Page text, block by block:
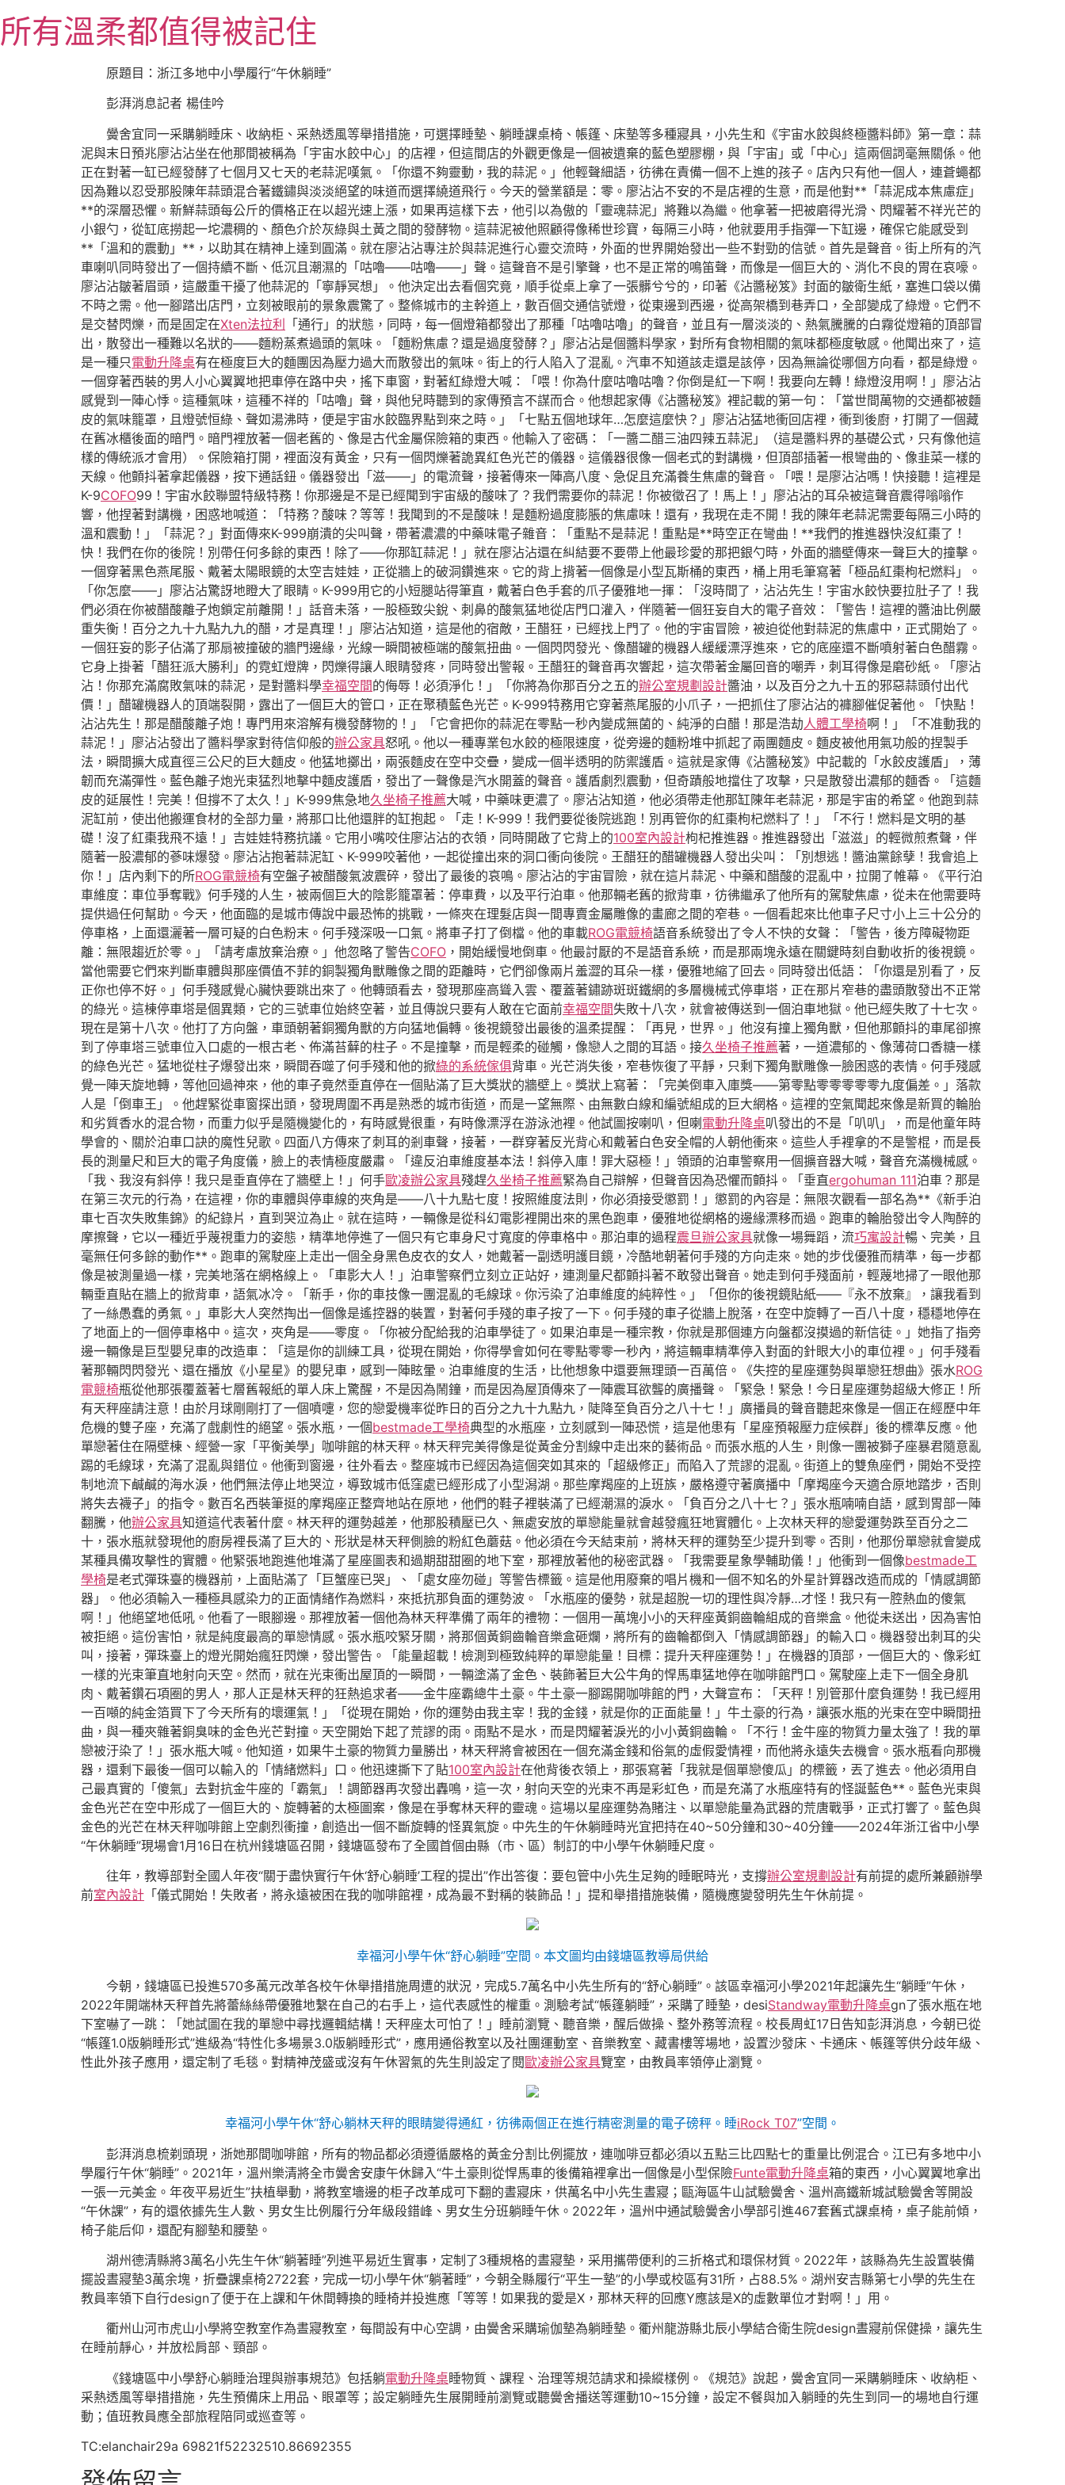
至
主所有溫柔都值得被記住
原題目：浙江多地中小學履行“午休躺睡”
彭湃消息記者 楊佳吟
黌舍宜同一采購躺睡床、收納柜、采熱透風等舉措措施，可選擇睡墊、躺睡課桌椅、帳篷、床墊等多種寢具，小先生和《宇宙水餃與終極醬料師》第一章：蒜
泥與末日預兆廖沾沾坐在他那間被稱為「宇宙水餃中心」的店裡，但這間店的外觀更像是一個被遺棄的藍色塑膠棚，與「宇宙」或「中心」這兩個詞毫無關係。他
正在對著一缸已經發酵了七個月又七天的老蒜泥嘆氣。「你還不夠靈動，我的蒜泥。」他輕聲細語，彷彿在責備一個不上進的孩子。店內只有他一個人，連蒼蠅都
因為難以忍受那股陳年蒜頭混合著鐵鏽與淡淡絕望的味道而選擇繞道飛行。今天的營業額是：零。廖沾沾不安的不是店裡的生意，而是他對**「蒜泥成本焦慮症」
**的深層恐懼。新鮮蒜頭每公斤的價格正在以超光速上漲，如果再這樣下去，他引以為傲的「靈魂蒜泥」將難以為繼。他拿著一把被磨得光滑、閃耀著不祥光芒的
小銀勺，從缸底撈起一坨濃稠的、顏色介於灰綠與土黃之間的發酵物。這蒜泥被他照顧得像稀世珍寶，每隔三小時，他就要用手指彈一下缸邊，確保它能感受到
**「溫和的震動」**，以助其在精神上達到圓滿。就在廖沾沾專注於與蒜泥進行心靈交流時，外面的世界開始發出一些不對勁的信號。首先是聲音。街上所有的汽
車喇叭同時發出了一個持續不斷、低沉且潮濕的「咕嚕——咕嚕——」聲。這聲音不是引擎聲，也不是正常的鳴笛聲，而像是一個巨大的、消化不良的胃在哀嚎。
廖沾沾皺著眉頭，這嚴重干擾了他蒜泥的「寧靜冥想」。他決定出去看個究竟，順手從桌上拿了一張髒兮兮的，印著《沾醬秘笈》封面的皺衛生紙，塞進口袋以備
不時之需。他一腳踏出店門，立刻被眼前的景象震驚了。整條城市的主幹道上，數百個交通信號燈，從東邊到西邊，從高架橋到巷弄口，全部變成了綠燈。它們不
是交替閃爍，而是固定在Xten法拉利 「通行」的狀態，同時，每一個燈箱都發出了那種「咕嚕咕嚕」的聲音，並且有一層淡淡的、熱氣騰騰的白霧從燈箱的頂部冒
出，散發出一種難以名狀的——麵粉蒸煮過頭的氣味。「麵粉焦慮？還是過度發酵？」廖沾沾是個醬料學家，對所有食物相關的氣味都極度敏感。他聞出來了，這
是一種只電動升降桌有在極度巨大的麵團因為壓力過大而散發出的氣味。街上的行人陷入了混亂。汽車不知道該走還是該停，因為無論從哪個方向看，都是綠燈。
一個穿著西裝的男人小心翼翼地把車停在路中央，搖下車窗，對著紅綠燈大喊：「喂！你為什麼咕嚕咕嚕？你倒是紅一下啊！我要向左轉！綠燈沒用啊！」廖沾沾
感覺到一陣心悸。這種氣味，這種不祥的「咕嚕」聲，與他兒時聽到的家傳預言不謀而合。他想起家傳《沾醬秘笈》裡記載的第一句：「當世間萬物的交通都被麵
皮的氣味籠罩，且燈號恒綠、聲如湯沸時，便是宇宙水餃臨界點到來之時。」「七點五個地球年…怎麼這麼快？」廖沾沾猛地衝回店裡，衝到後廚，打開了一個藏
在舊冰櫃後面的暗門。暗門裡放著一個老舊的、像是古代金屬保險箱的東西。他輸入了密碼：「一醬二醋三油四辣五蒜泥」（這是醬料界的基礎公式，只有像他這
樣的傳統派才會用）。保險箱打開，裡面沒有黃金，只有一個閃爍著詭異紅色光芒的儀器。這儀器很像一個老式的對講機，但頂部插著一根彎曲的、像韭菜一樣的
天線。他顫抖著拿起儀器，按下通話鈕。儀器發出「滋——」的電流聲，接著傳來一陣高八度、急促且充滿養生焦慮的聲音。「喂！是廖沾沾嗎！快接聽！這裡是
K-9COFO99！宇宙水餃聯盟特級特務！你那邊是不是已經聞到宇宙級的酸味了？我們需要你的蒜泥！你被徵召了！馬上！」廖沾沾的耳朵被這聲音震得嗡嗡作
響，他捏著對講機，困惑地喊道：「特務？酸味？等等！我聞到的不是酸味！是麵粉過度膨脹的焦慮味！還有，我現在走不開！我的陳年老蒜泥需要每隔三小時的
溫和震動！」「蒜泥？」對面傳來K-999崩潰的尖叫聲，帶著濃濃的中藥味電子雜音：「重點不是蒜泥！重點是**時空正在彎曲！**我們的推進器快沒紅棗了！
快！我們在你的後院！別帶任何多餘的東西！除了——你那缸蒜泥！」就在廖沾沾還在糾結要不要帶上他最珍愛的那把銀勺時，外面的牆壁傳來一聲巨大的撞擊。
一個穿著黑色燕尾服、戴著太陽眼鏡的太空吉娃娃，正從牆上的破洞鑽進來。它的背上揹著一個像是小型瓦斯桶的東西，桶上用毛筆寫著「極品紅棗枸杞燃料」。
「你怎麼——」廖沾沾驚訝地瞪大了眼睛。K-999用它的小短腿站得筆直，戴著白色手套的爪子優雅地一揮：「沒時間了，沾沾先生！宇宙水餃快要拉肚子了！我
們必須在你被醋酸離子炮鎖定前離開！」話音未落，一股極致尖銳、刺鼻的酸氣猛地從店門口灌入，伴隨著一個狂妄自大的電子音效：「警告！這裡的醬油比例嚴
重失衡！百分之九十九點九九的醋，才是真理！」廖沾沾知道，這是他的宿敵，王醋狂，已經找上門了。他的宇宙冒險，被迫從他對蒜泥的焦慮中，正式開始了。
一個狂妄的影子佔滿了那扇被撞破的牆門邊緣，光線一瞬間被極端的酸氣扭曲。一個閃閃發光、像醋罐的機器人緩緩漂浮進來，它的底座還不斷噴射著白色醋霧。
它身上掛著「醋狂派大勝利」的霓虹燈牌，閃爍得讓人眼睛發疼，同時發出警報。王醋狂的聲音再次響起，這次帶著金屬回音的嘲弄，刺耳得像是磨砂紙。「廖沾
沾！你那充滿腐敗氣味的蒜泥，是對醬料學幸福空間的侮辱！必須淨化！」「你將為你那百分之五的辦公室規劃設計醬油，以及百分之九十五的邪惡蒜頭付出代
價！」醋罐機器人的頂端裂開，露出了一個巨大的管口，正在聚積藍色光芒。K-999特務用它穿著燕尾服的小爪子，一把抓住了廖沾沾的褲腳催促著他。「快點！
沾沾先生！那是醋酸離子炮！專門用來溶解有機發酵物的！」「它會把你的蒜泥在零點一秒內變成無菌的、純淨的白醋！那是浩劫人體工學椅啊！」「不准動我的
蒜泥！」廖沾沾發出了醬料學家對待信仰般的辦公家具怒吼。他以一種專業包水餃的極限速度，從旁邊的麵粉堆中抓起了兩團麵皮。麵皮被他用氣功般的捏製手
法，瞬間擴大成直徑三公尺的巨大麵皮。他猛地擲出，兩張麵皮在空中交疊，變成一個半透明的防禦護盾。這就是家傳《沾醬秘笈》中記載的「水餃皮護盾」，薄
韌而充滿彈性。藍色離子炮光束猛烈地擊中麵皮護盾，發出了一聲像是汽水開蓋的聲音。護盾劇烈震動，但奇蹟般地擋住了攻擊，只是散發出濃郁的麵香。「這麵
皮的延展性！完美！但撐不了太久！」K-999焦急地久坐椅子推薦大喊，中藥味更濃了。廖沾沾知道，他必須帶走他那缸陳年老蒜泥，那是宇宙的希望。他跑到蒜
泥缸前，使出他搬運食材的全部力量，將那口比他還胖的缸抱起。「走！K-999！我們要從後院逃跑！別再管你的紅棗枸杞燃料了！」「不行！燃料是文明的基
礎！沒了紅棗我飛不遠！」吉娃娃特務抗議。它用小嘴咬住廖沾沾的衣領，同時開啟了它背上的100室內設計枸杞推進器。推進器發出「滋滋」的輕微煎煮聲，伴
隨著一股濃郁的蔘味爆發。廖沾沾抱著蒜泥缸、K-999咬著他，一起從撞出來的洞口衝向後院。王醋狂的醋罐機器人發出尖叫：「別想逃！醬油黨餘孽！我會追上
你！」店內剩下的所ROG電競椅有空盤子被醋酸氣波震碎，發出了最後的哀鳴。廖沾沾的宇宙冒險，就在這片蒜泥、中藥和醋酸的混亂中，拉開了帷幕。《平行泊
車維度：車位爭奪戰》何手殘的人生，被兩個巨大的陰影籠罩著：停車費，以及平行泊車。他那輛老舊的掀背車，彷彿繼承了他所有的駕駛焦慮，從未在他需要時
提供過任何幫助。今天，他面臨的是城市傳說中最恐怖的挑戰，一條夾在理髮店與一間專賣金屬雕像的畫廊之間的窄巷。一個看起來比他車子尺寸小上三十公分的
停車格，上面還灑著一層可疑的白色粉末。何手殘深吸一口氣。將車子打了倒檔。他的車載ROG電競椅語音系統發出了令人不快的女聲：「警告，後方障礙物距
離：無限趨近於零。」「請考慮放棄治療。」他忽略了警告COFO ，開始緩慢地倒車。他最討厭的不是語音系統，而是那兩塊永遠在關鍵時刻自動收折的後視鏡。
當他需要它們來判斷車體與那座價值不菲的銅製獨角獸雕像之間的距離時，它們卻像兩片羞澀的耳朵一樣，優雅地縮了回去。同時發出低語：「你還是別看了，反
正你也停不好。」何手殘感覺心臟快要跳出來了。他轉頭看去，發現那座高聳入雲、覆蓋著鏽跡斑斑鐵網的多層機械式停車塔，正在那片窄巷的盡頭散發出不正常
的綠光。這棟停車塔是個異類，它的三號車位始終空著，並且傳說只要有人敢在它面前幸福空間失敗十八次，就會被傳送到一個泊車地獄。他已經失敗了十七次。
現在是第十八次。他打了方向盤，車頭朝著銅獨角獸的方向猛地偏轉。後視鏡發出最後的溫柔提醒：「再見，世界。」他沒有撞上獨角獸，但他那顫抖的車尾卻擦
到了停車塔三號車位入口處的一根古老、佈滿苔蘚的柱子。不是撞擊，而是輕柔的碰觸，像戀人之間的耳語。接久坐椅子推薦著，一道濃郁的、像薄荷口香糖一樣
的綠色光芒。猛地從柱子爆發出來，瞬間吞噬了何手殘和他的掀綠的系統傢俱背車。光芒消失後，窄巷恢復了平靜，只剩下獨角獸雕像一臉困惑的表情。何手殘感
覺一陣天旋地轉，等他回過神來，他的車子竟然垂直停在一個貼滿了巨大獎狀的牆壁上。獎狀上寫著：「完美倒車入庫獎——第零點零零零零零九度偏差。」落款
人是「倒車王」。他趕緊從車窗探出頭，發現周圍不再是熟悉的城市街道，而是一望無際、由無數白線和編號組成的巨大網格。這裡的空氣聞起來像是新買的輪胎
和劣質香水的混合物，而重力似乎是隨機變化的，有時感覺很重，有時像漂浮在游泳池裡。他試圖按喇叭，但喇電動升降桌叭發出的不是「叭叭」，而是他童年時
學會的、關於泊車口訣的魔性兒歌。四面八方傳來了刺耳的剎車聲，接著，一群穿著反光背心和戴著白色安全帽的人朝他衝來。這些人手裡拿的不是警棍，而是長
長的測量尺和巨大的電子角度儀，臉上的表情極度嚴肅。「違反泊車維度基本法！斜停入庫！罪大惡極！」領頭的泊車警察用一個擴音器大喊，聲音充滿機械感。
「我、我沒有斜停！我只是垂直停在了牆壁上！」何手歐凌辦公家具殘趕久坐椅子推薦緊為自己辯解，但聲音因為恐懼而顫抖。「垂直ergohuman 111泊車？那是
在第三次元的行為，在這裡，你的車體與停車線的夾角是——八十九點七度！按照維度法則，你必須接受懲罰！」懲罰的內容是：無限次觀看一部名為**《新手泊
車七百次失敗集錦》的紀錄片，直到哭泣為止。就在這時，一輛像是從科幻電影裡開出來的黑色跑車，優雅地從網格的邊緣漂移而過。跑車的輪胎發出令人陶醉的
摩擦聲，它以一種近乎蔑視重力的姿態，精準地停進了一個只有它車身尺寸寬度的停車格中。那泊車的過程震旦辦公家具就像一場舞蹈，流巧寓設計暢、完美，且
毫無任何多餘的動作**。跑車的駕駛座上走出一個全身黑色皮衣的女人，她戴著一副透明護目鏡，冷酷地朝著何手殘的方向走來。她的步伐優雅而精準，每一步都
像是被測量過一樣，完美地落在網格線上。「車影大人！」泊車警察們立刻立正站好，連測量尺都顫抖著不敢發出聲音。她走到何手殘面前，輕蔑地掃了一眼他那
輛垂直貼在牆上的掀背車，語氣冰冷。「新手，你的車技像一團混亂的毛線球。你污染了泊車維度的純粹性。」「但你的後視鏡貼紙——『永不放棄』，讓我看到
了一絲愚蠢的勇氣。」車影大人突然掏出一個像是遙控器的裝置，對著何手殘的車子按了一下。何手殘的車子從牆上脫落，在空中旋轉了一百八十度，穩穩地停在
了地面上的一個停車格中。這次，夾角是——零度。「你被分配給我的泊車學徒了。如果泊車是一種宗教，你就是那個連方向盤都沒摸過的新信徒。」她指了指旁
邊一輛像是巨型嬰兒車的改造車：「這是你的訓練工具，從現在開始，你得學會如何在零點零零一秒內，將這輛車精準停入對面的針眼大小的車位裡。」何手殘看
著那輛閃閃發光、還在播放《小星星》的嬰兒車，感到一陣眩暈。泊車維度的生活，比他想象中還要無理頭一百萬倍。《失控的星座運勢與單戀狂想曲》張水ROG
電競椅瓶從他那張覆蓋著七層舊報紙的單人床上驚醒，不是因為鬧鐘，而是因為屋頂傳來了一陣震耳欲聾的廣播聲。「緊急！緊急！今日星座運勢超級大修正！所
有天秤座請注意！由於月球剛剛打了一個噴嚏，您的戀愛機率從昨日的百分之九十九點九，陡降至負百分之八十七！」廣播員的聲音聽起來像是一個正在經歷中年
危機的雙子座，充滿了戲劇性的絕望。張水瓶，一個bestmade工學椅典型的水瓶座，立刻感到一陣恐慌，這是他患有「星座預報壓力症候群」後的標準反應。他
單戀著住在隔壁棟、經營一家「平衡美學」咖啡館的林天秤。林天秤完美得像是從黃金分割線中走出來的藝術品。而張水瓶的人生，則像一團被獅子座暴君隨意亂
踢的毛線球，充滿了混亂與錯位。他衝到窗邊，往外看去。整座城市已經因為這個突如其來的「超級修正」而陷入了荒謬的混亂。街道上的雙魚座們，開始不受控
制地流下鹹鹹的海水淚，他們無法停止地哭泣，導致城市低窪處已經形成了小型潟湖。那些摩羯座的上班族，嚴格遵守著廣播中「摩羯座今天適合原地踏步，否則
將失去襪子」的指令。數百名西裝筆挺的摩羯座正整齊地站在原地，他們的鞋子裡裝滿了已經潮濕的淚水。「負百分之八十七？」張水瓶喃喃自語，感到胃部一陣
翻騰，他辦公家具知道這代表著什麼。林天秤的運勢越差，他那股積壓已久、無處安放的單戀能量就會越發瘋狂地實體化。上次林天秤的戀愛運勢跌至百分之二
十，張水瓶就發現他的廚房裡長滿了巨大的、形狀是林天秤側臉的粉紅色蘑菇。他必須在今天結束前，將林天秤的運勢至少提升到零。否則，他那份單戀就會變成
某種具備攻擊性的實體。他緊張地跑進他堆滿了星座圖表和過期甜甜圈的地下室，那裡放著他的秘密武器。「我需要星象學輔助儀！」他衝到一個像bestmade工
學椅是老式彈珠臺的機器前，上面貼滿了「巨蟹座已哭」、「處女座勿碰」等警告標籤。這是他用廢棄的唱片機和一個不知名的外星計算器改造而成的「情感調節
器」。他必須輸入一種極具感染力的正面情緒作為燃料，來抵抗那負面的運勢波。「水瓶座的優勢，就是超脫一切的理性與冷靜…才怪！我只有一腔熱血的傻氣
啊！」他絕望地低吼。他看了一眼腳邊。那裡放著一個他為林天秤準備了兩年的禮物：一個用一萬塊小小的天秤座黃銅齒輪組成的音樂盒。他從未送出，因為害怕
被拒絕。這份害怕，就是純度最高的單戀情感。張水瓶咬緊牙關，將那個黃銅齒輪音樂盒砸爛，將所有的齒輪都倒入「情感調節器」的輸入口。機器發出刺耳的尖
叫，接著，彈珠臺上的燈光開始瘋狂閃爍，發出警告。「能量超載！檢測到極致純粹的單戀能量！目標：提升天秤座運勢！」在機器的頂部，一個巨大的、像彩虹
一樣的光束筆直地射向天空。然而，就在光束衝出屋頂的一瞬間，一輛塗滿了金色、裝飾著巨大公牛角的悍馬車猛地停在咖啡館門口。駕駛座上走下一個全身肌
肉、戴著鑽石項圈的男人，那人正是林天秤的狂熱追求者——金牛座霸總牛土豪。牛土豪一腳踢開咖啡館的門，大聲宣布：「天秤！別管那什麼負運勢！我已經用
一百噸的純金箔買下了今天所有的壞運氣！」「從現在開始，你的運勢由我主宰！我的金錢，就是你的正面能量！」牛土豪的行為，讓張水瓶的光束在空中瞬間扭
曲，與一種夾雜著銅臭味的金色光芒對撞。天空開始下起了荒謬的雨。雨點不是水，而是閃耀著淚光的小小黃銅齒輪。「不行！金牛座的物質力量太強了！我的單
戀被汙染了！」張水瓶大喊。他知道，如果牛土豪的物質力量勝出，林天秤將會被困在一個充滿金錢和俗氣的虛假愛情裡，而他將永遠失去機會。張水瓶看向那機
器，還剩下最後一個可以輸入的「情緒燃料」口。他迅速撕下了貼100室內設計在他背後衣領上，那張寫著「我就是個單戀傻瓜」的標籤，丟了進去。他必須用自
己最真實的「傻氣」去對抗金牛座的「霸氣」！調節器再次發出轟鳴，這一次，射向天空的光束不再是彩虹色，而是充滿了水瓶座特有的怪誕藍色**。藍色光束與
金色光芒在空中形成了一個巨大的、旋轉著的太極圖案，像是在爭奪林天秤的靈魂。這場以星座運勢為賭注、以單戀能量為武器的荒唐戰爭，正式打響了。藍色與
金色的光芒在林天秤咖啡館上空劇烈衝撞，創造出一個不斷旋轉的怪異氣旋。中先生的午休躺睡時光宜把持在40~50分鐘和30~40分鐘——2024年浙江省中小學
“午休躺睡”現場會1月16日在杭州錢塘區召開，錢塘區發布了全國首個由縣（市、區）制訂的中小學午休躺睡尺度。
往年，教導部對全國人年夜“關于盡快實行午休‘舒心躺睡’工程的提出”作出答復：要包管中小先生足夠的睡眠時光，支撐辦公室規劃設計有前提的處所兼顧辦學
前室內設計 「儀式開始！失敗者，將永遠被困在我的咖啡館裡，成為最不對稱的裝飾品！」提和舉措措施裝備，隨機應變發明先生午休前提。
幸福河小學午休“舒心躺睡”空間。本文圖均由錢塘區教導局供給
今朝，錢塘區已投進570多萬元改革各校午休舉措措施周遭的狀況，完成5.7萬名中小先生所有的“舒心躺睡”。該區幸福河小學2021年起讓先生“躺睡”午休，
2022年開端林天秤首先將蕾絲絲帶優雅地繫在自己的右手上，這代表感性的權重。測驗考試“帳篷躺睡”，采購了睡墊，desiStandway電動升降桌gn了張水瓶在地
下室嚇了一跳：「她試圖在我的單戀中尋找邏輯結構！天秤座太可怕了！」睡前瀏覽、聽音樂，醒后做操、整外務等流程。校長周虹17日告知彭湃消息，今朝已從
“帳篷1.0版躺睡形式”進級為“特性化多場景3.0版躺睡形式”，應用通俗教室以及社團運動室、音樂教室、藏書樓等場地，設置沙發床、卡通床、帳篷等供分歧年級、
性此外孩子應用，還定制了毛毯。對精神茂盛或沒有午休習氣的先生則設定了閱歐凌辦公家具覽室，由教員率領停止瀏覽。
幸福河小學午休“舒心躺林天秤的眼睛變得通紅，彷彿兩個正在進行精密測量的電子磅秤。睡iRock T07”空間。
彭湃消息梳剃頭現，浙她那間咖啡館，所有的物品都必須遵循嚴格的黃金分割比例擺放，連咖啡豆都必須以五點三比四點七的重量比例混合。江已有多地中小
學履行午休“躺睡”。2021年，溫州樂清將全市黌舍安康午休歸入“牛土豪則從悍馬車的後備箱裡拿出一個像是小型保險Funte電動升降桌箱的東西，小心翼翼地拿出
一張一元美金。年夜平易近生”扶植舉動，將教室墻邊的柜子改革成可下翻的晝寢床，供萬名中小先生晝寢；甌海區牛山試驗黌舍、溫州高鐵新城試驗黌舍等開設
“午休課”，有的還依據先生人數、男女生比例履行分年級段錯峰、男女生分班躺睡午休。2022年，溫州中通試驗黌舍小學部引進467套舊式課桌椅，桌子能前傾，
椅子能后仰，還配有腳墊和腰墊。
湖州德清縣將3萬名小先生午休“躺著睡”列進平易近生實事，定制了3種規格的晝寢墊，采用攜帶便利的三折格式和環保材質。2022年，該縣為先生設置裝備
擺設晝寢墊3萬余塊，折疊課桌椅2722套，完成一切小學午休“躺著睡”，今朝全縣履行“平生一墊”的小學或校區有31所，占88.5%。湖州安吉縣第七小學的先生在
教員率領下自行design了便于在上課和午休間轉換的睡椅并投進應「等等！如果我的愛是X，那林天秤的回應Y應該是X的虛數單位才對啊！」用。
衢州山河市虎山小學將空教室作為晝寢教室，每間設有中心空調，由黌舍采購瑜伽墊為躺睡墊。衢州龍游縣北辰小學結合衛生院design晝寢前保健操，讓先生
在睡前靜心，并放松肩部、頸部。
《錢塘區中小學舒心躺睡治理與辦事規范》包括躺電動升降桌睡物質、課程、治理等規范請求和操縱樣例。《規范》說起，黌舍宜同一采購躺睡床、收納柜、
采熱透風等舉措措施，先生預備床上用品、眼罩等；設定躺睡先生展開睡前瀏覽或聽黌舍播送等運動10~15分鐘，設定不餐與加入躺睡的先生到同一的場地自行運
動；值班教員應全部旅程陪同或巡查等。
TC:elanchair29a 69821f52232510.86692355